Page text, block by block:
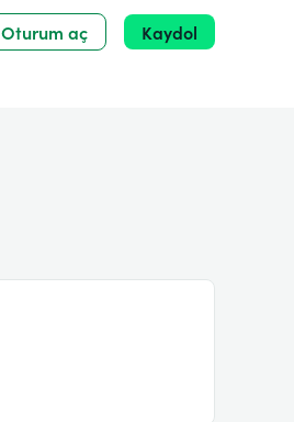
Oturum aç Kaydol